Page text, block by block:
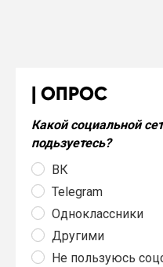
ОПРОС
Какой социальной
подьзуетесь?
ВК
Telegram
Одноклассники
Другими
Не пользуюсь